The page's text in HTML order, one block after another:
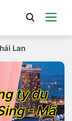
Lan
ty du
- Mã